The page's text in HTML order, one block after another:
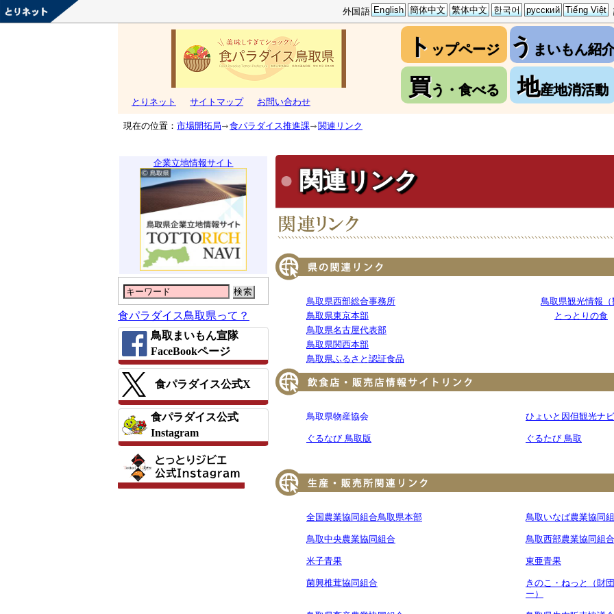
外国語 English 簡体中文 繁体中文 한국어 русский Tiếng Việt
とりネット サイトマップ お問い合わせ
ト ップページ う まいもん紹
買う・食べる 地産地消活動
現在の位置： 市場開拓局 食パラダイス推進課 関連リンク
企業立地情報サイト
検索
食パラダイス鳥取県って？
鳥取まいもん宣隊
FaceBookページ
食パラダイス公式X
食パラダイス公式
Instagram
関連リンク
鳥取県西部総合事務所
鳥取県観光情報（
とっとりの食
鳥取県東京本部
鳥取県名古屋代表部
鳥取県関西本部
鳥取県ふるさと認証食品
鳥取県物産協会 ひょいと因但観光ナビ
ぐるなび 鳥取版 ぐるたび 鳥取
全国農業協同組合鳥取県本部 鳥取いなば農業協同
鳥取中央農業協同組合 鳥取西部農業協同組合
米子青果 東亜青果
菌興椎茸協同組合
きのこ・ねっと（財
ー）